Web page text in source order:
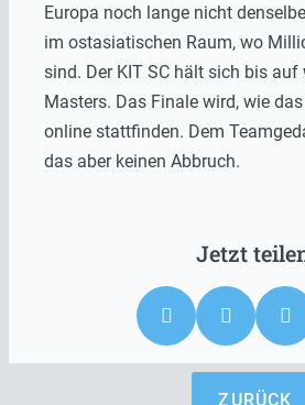
Europa noch lange nicht
im ostasiatischen Raum, wo
sind. Der KIT SC hält sich bis auf
Masters. Das Finale wird, wie
online stattfinden. Dem
das aber keinen Abbruch.
ZURÜCK